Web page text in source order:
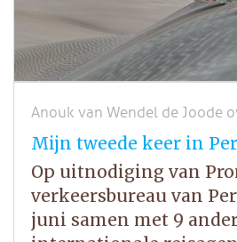
Anouk van Wendel de Joode
Mijn tweede keer in
Op uitnodiging van
verkeersbureau van
juni samen met 9